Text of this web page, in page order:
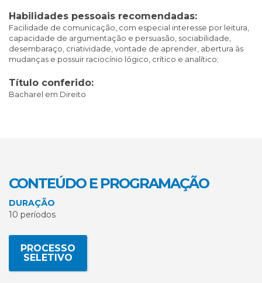
Habilidades pessoais recomendadas:
Facilidade de comunicação, com especial interesse por leitura,
capacidade de argumentação e persuasão, sociabilidade,
desembaraço, criatividade, vontade de aprender, abertura às
mudanças e possuir raciocínio lógico, crítico e analítico;
Título conferido:
Bacharel em Direito
CONTEÚDO E PROGRAMAÇÃO
DURAÇÃO
10 períodos
PROCESSO
SELETIVO